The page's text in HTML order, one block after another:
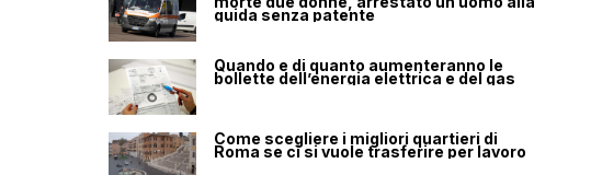
guida senza patente
Quando e di quanto aumenteranno le
bollette dell’energia elettrica e del gas
Come scegliere i migliori quartieri di
Roma se ci si vuole trasferire per lavoro